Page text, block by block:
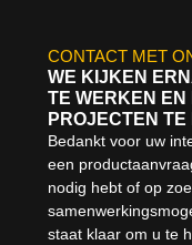
CONTACT MET
WE KIJKEN
TE WERKEN EN
PROJECTEN
Bedankt voor uw
een
nodig hebt of op
staat klaar om u te